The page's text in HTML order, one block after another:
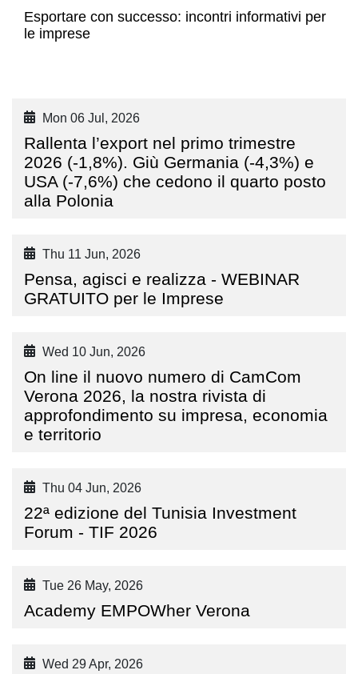
Esportare con successo: incontri informativi per
le imprese
Mon 06 Jul, 2026
Rallenta l’export nel primo trimestre
2026 (-1,8%). Giù Germania (-4,3%) e
USA (-7,6%) che cedono il quarto posto
alla Polonia
Thu 11 Jun, 2026
Pensa, agisci e realizza - WEBINAR
GRATUITO per le Imprese
Wed 10 Jun, 2026
On line il nuovo numero di CamCom
Verona 2026, la nostra rivista di
approfondimento su impresa, economia
e territorio
Thu 04 Jun, 2026
22ª edizione del Tunisia Investment
Forum - TIF 2026
Tue 26 May, 2026
Academy EMPOWher Verona
Wed 29 Apr, 2026